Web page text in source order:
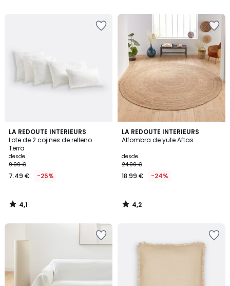
LA REDOUTE INTERIEURS
Lote de 2 cojines de relleno
Terra
desde
9.99 €
7.49 € -25%
4,1
/ 5
4,1
/
LA REDOUTE INTERIEURS
Alfombra de yute Aftas
desde
24.99 €
18.99 € -24%
4,2
/ 5
4,2
/